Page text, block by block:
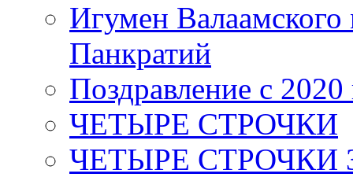
Игумен
Панкратий
Поздравление с 2020
ЧЕТЫРЕ СТРОЧКИ
ЧЕТЫРЕ СТРОЧКИ 3